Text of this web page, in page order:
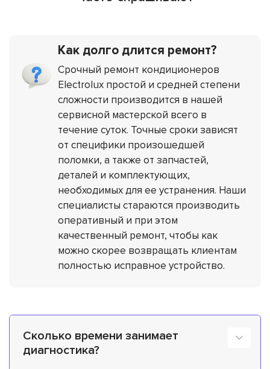
Как долго длится ремонт?
Срочный ремонт кондиционеров
Electrolux простой и средней степени
сложности производится в нашей
сервисной мастерской всего в
течение суток. Точные сроки зависят
от специфики произошедшей
поломки, а также от запчастей,
деталей и комплектующих,
необходимых для ее устранения. Наши
специалисты стараются производить
оперативный и при этом
качественный ремонт, чтобы как
можно скорее возвращать клиентам
полностью исправное устройство.
Сколько времени занимает
диагностика?